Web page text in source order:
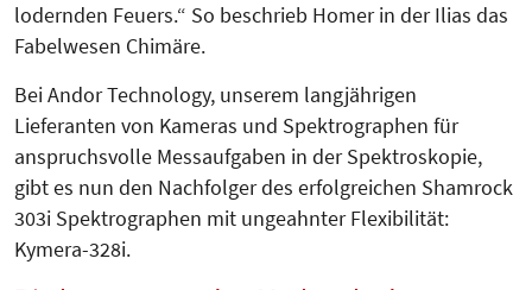
lodernden Feuers.“ So beschrieb Homer in der Ilias das
Fabelwesen Chimäre.
Bei Andor Technology, unserem langjährigen
Lieferanten von Kameras und Spektrographen für
anspruchsvolle Mess­­aufgaben in der Spektroskopie,
gibt es nun den Nachfolger des erfolgreichen Shamrock
303i Spektrogra­phen mit ungeahnter Flexibilität:
Kymera-328i.